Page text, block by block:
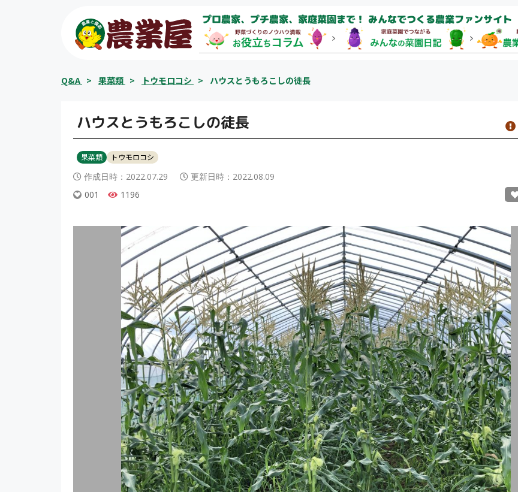
プロ農家、プチ農家、家庭菜園まで！ みんなでつくる農業ファンサイト
Q&A > 果菜類 > トウモロコシ > ハウスとうもろこしの徒長
ハウスとうもろこしの徒長
果菜類 トウモロコシ
作成日時： 2022.07.29 更新日時： 2022.08.09
001
1196